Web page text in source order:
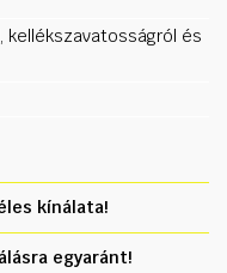
és
kínálata!
egyaránt!